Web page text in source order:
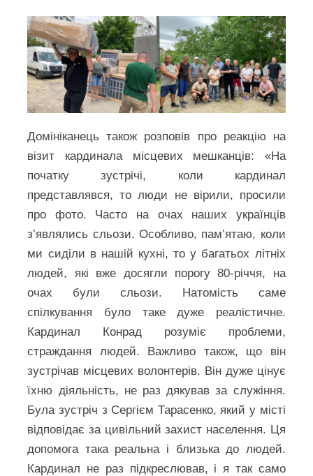
Домініканець також розповів про реакцію на
візит кардинала місцевих мешканців: «На
початку зустрічі, коли кардинал
представлявся, то люди не вірили, просили
про фото. Часто на очах наших українців
з’являлись сльози. Особливо, пам’ятаю, коли
ми сиділи в нашій кухні, то у багатьох літніх
людей, які вже досягли порогу 80-річчя, на
очах були сльози. Натомість саме
спілкування було таке дуже реалістичне.
Кардинал Конрад розуміє проблеми,
страждання людей. Важливо також, що він
зустрічав місцевих волонтерів. Він дуже цінує
їхню діяльність, не раз дякував за служіння.
Була зустріч з Сергієм Тарасенко, який у місті
відповідає за цивільний захист населення. Ця
допомога така реальна і близька до людей.
Кардинал не раз підкреслював, і я так само